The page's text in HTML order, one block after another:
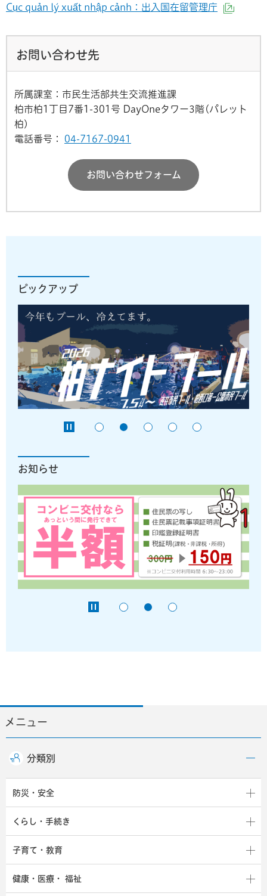
Cục quản lý xuất nhập cảnh：出入国在留管理庁
お問い合わせ先
所属課室：市民生活部共生交流推進課
柏市柏1丁目7番1-301号 DayOneタワー3階(パレット
柏)
電話番号：
04-7167-0941
お問い合わせフォーム
ピックアップ
お知らせ
メニュー
分類別
防災・安全
くらし・手続き
子育て・教育
健康・医療・ 福祉